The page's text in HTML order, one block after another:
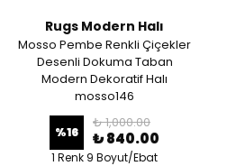
Rugs Modern Halı
Mosso Pembe Renkli Çiçekler
Desenli Dokuma Taban
Modern Dekoratif Halı
mosso146
%16
₺ 1,000.00
₺ 840.00
1 Renk 9 Boyut/Ebat